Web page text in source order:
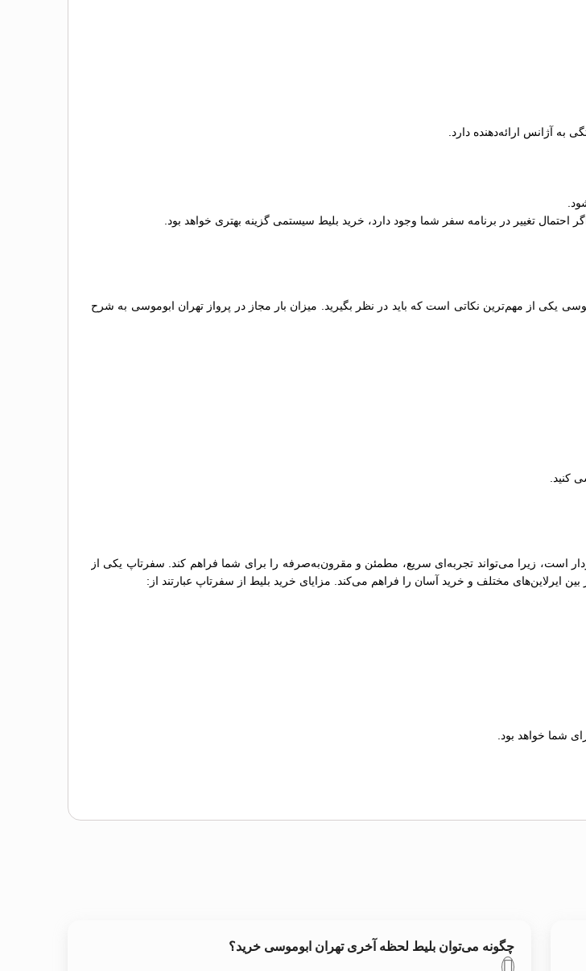
به آژانس ارائه‌دهنده دارد.
احتمال تغییر در برنامه سفر شما وجود دارد، خرید بلیط سیستمی گزینه بهتری خواهد بود.
یکی از مهم‌ترین نکاتی است که باید در نظر بگیرید. میزان بار مجاز در پرواز تهران ابوموسی به شرح
کنید.
است، زیرا می‌تواند تجربه‌ای سریع، مطمئن و مقرون‌به‌صرفه را برای شما فراهم کند. سفرتاپ یکی از
ایرلاین‌های مختلف و خرید آسان را فراهم می‌کند. مزایای خرید بلیط از سفرتاپ عبارتند از:
شما خواهد بود.
چگونه می‌توان بلیط لحظه آخری تهران ابوموسی خرید؟